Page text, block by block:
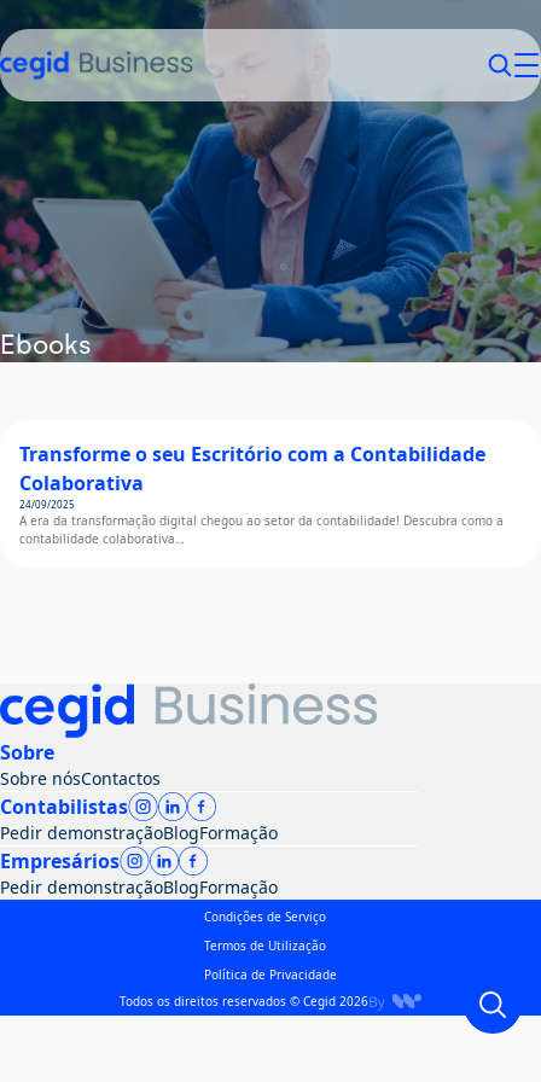
Contabilistas Empresários
Funcionalidades
> Arquivo Digital
> Contabilidade
> Reconciliação bancária
> Colabore com os Seus Clientes
Vantagens
Planos
Recursos
> Webinars
> Casos de Estudo
> Novidades
Apoios
> Guia de Iniciação
Ebooks
Transforme o seu Escritório com a Contabilidade
Colaborativa
24/09/2025
A era da transformação digital chegou ao setor da contabilidade! Descubra como a
contabilidade colaborativa…
Sobre
Sobre nósContactos
Contabilistas
Pedir demonstraçãoBlogFormação
Empresários
Pedir demonstraçãoBlogFormação
Condições de Serviço
Termos de Utilização
Política de Privacidade
Todos os direitos reservados © Cegid 2026